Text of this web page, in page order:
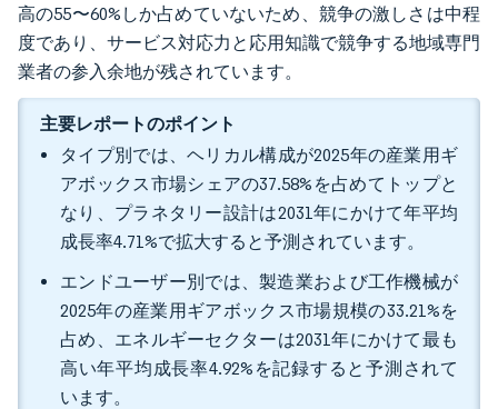
高の55〜60%しか占めていないため、競争の激しさは中程
度であり、サービス対応力と応用知識で競争する地域専門
業者の参入余地が残されています。
主要レポートのポイント
タイプ別では、ヘリカル構成が2025年の産業用ギ
アボックス市場シェアの37.58%を占めてトップと
なり、プラネタリー設計は2031年にかけて年平均
成長率4.71%で拡大すると予測されています。
エンドユーザー別では、製造業および工作機械が
2025年の産業用ギアボックス市場規模の33.21%を
占め、エネルギーセクターは2031年にかけて最も
高い年平均成長率4.92%を記録すると予測されて
います。